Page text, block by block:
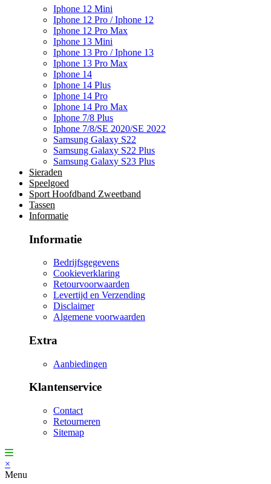
Iphone 12 Mini
Iphone 12 Pro / Iphone 12
Iphone 12 Pro Max
Iphone 13 Mini
Iphone 13 Pro / Iphone 13
Iphone 13 Pro Max
Iphone 14
Iphone 14 Plus
Iphone 14 Pro
Iphone 14 Pro Max
Iphone 7/8 Plus
Iphone 7/8/SE 2020/SE 2022
Samsung Galaxy S22
Samsung Galaxy S22 Plus
Samsung Galaxy S23 Plus
Sieraden
Speelgoed
Sport Hoofdband Zweetband
Tassen
Informatie
Informatie
Bedrijfsgegevens
Cookieverklaring
Retourvoorwaarden
Levertijd en Verzending
Disclaimer
Algemene voorwaarden
Extra
Aanbiedingen
Klantenservice
Contact
Retourneren
Sitemap
×
Menu